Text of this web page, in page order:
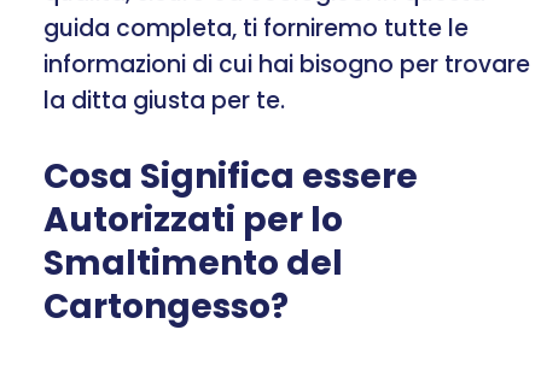
guida completa, ti forniremo tutte le
informazioni di cui hai bisogno per trovare
la ditta giusta per te.
Cosa Significa essere
Autorizzati per lo
Smaltimento del
Cartongesso?